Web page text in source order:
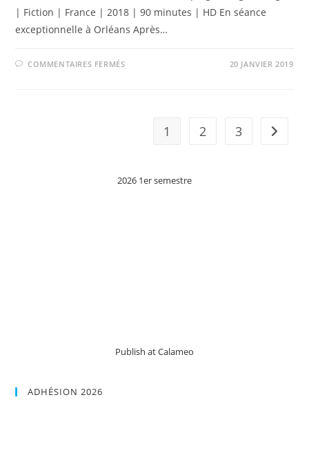
| Fiction | France | 2018 | 90 minutes | HD En séance
exceptionnelle à Orléans Après…
COMMENTAIRES FERMÉSSUR 20 JANVIER 2019
1 2 3 Aller à
2026 1er semestre
Publish at Calameo
ADHÉSION 2026